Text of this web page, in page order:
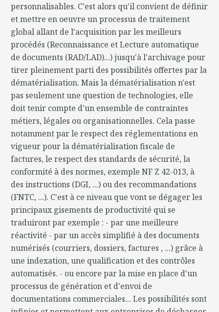
personnalisables. C'est alors qu'il convient de définir
et mettre en oeuvre un processus de traitement
global allant de l'acquisition par les meilleurs
procédés (Reconnaissance et Lecture automatique
de documents (RAD/LAD)...) jusqu'à l'archivage pour
tirer pleinement parti des possibilités offertes par la
dématérialisation. Mais la dématérialisation n'est
pas seulement une question de technologies, elle
doit tenir compte d'un ensemble de contraintes
métiers, légales ou organisationnelles. Cela passe
notamment par le respect des réglementations en
vigueur pour la dématérialisation fiscale de
factures, le respect des standards de sécurité, la
conformité à des normes, exemple NF Z 42-013, à
des instructions (DGI, ...) ou des recommandations
(FNTC, ...). C'est à ce niveau que vont se dégager les
principaux gisements de productivité qui se
traduiront par exemple : - par une meilleure
réactivité - par un accès simplifié à des documents
numérisés (courriers, dossiers, factures , ...) grâce à
une indexation, une qualification et des contrôles
automatisés. - ou encore par la mise en place d'un
processus de génération et d'envoi de
documentations commerciales... Les possibilités sont